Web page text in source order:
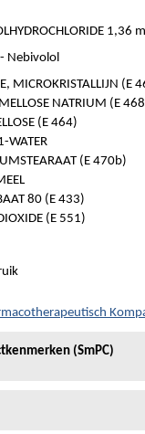
Nebivolol
MICROKRISTALLIJN (E
NATRIUM (E
(E 464)
WATER
(E 470b)
80 (E 433)
(E 551)
(SmPC)